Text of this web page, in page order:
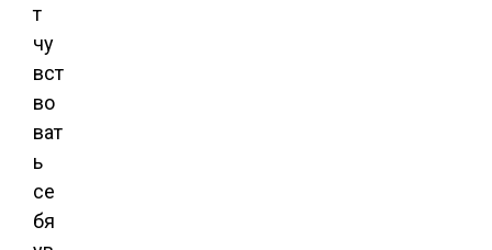
т
чу
вст
во
ват
ь
се
бя